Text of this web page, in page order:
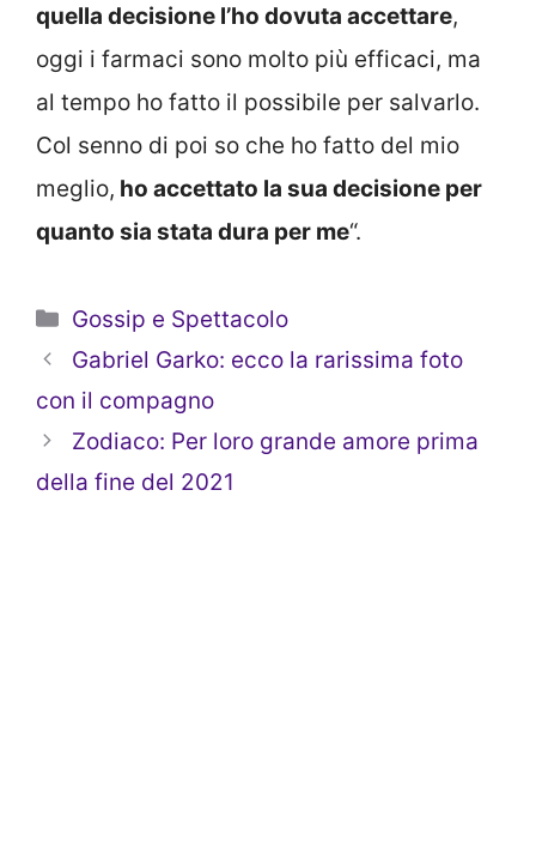
quella decisione l’ho dovuta accettare,
oggi i farmaci sono molto più efficaci, ma
al tempo ho fatto il possibile per salvarlo.
Col senno di poi so che ho fatto del mio
meglio, ho accettato la sua decisione per
quanto sia stata dura per me“.
Categorie
Gossip e Spettacolo
Gabriel Garko: ecco la rarissima foto
con il compagno
Zodiaco: Per loro grande amore prima
della fine del 2021